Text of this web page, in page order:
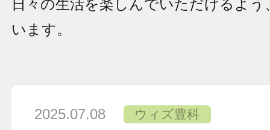
日々の生活を楽しんでいただけるよ
います。
2025.07.08 ウィズ豊科